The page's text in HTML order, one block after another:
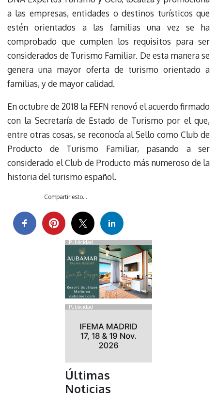
a las empresas, entidades o destinos turísticos que
estén orientados a las familias una vez se ha
comprobado que cumplen los requisitos para ser
considerados de Turismo Familiar. De esta manera se
genera una mayor oferta de turismo orientado a
familias, y de mayor calidad.
En octubre de 2018 la FEFN renovó el acuerdo firmado
con la Secretaría de Estado de Turismo por el que,
entre otras cosas, se reconocía al Sello como Club de
Producto de Turismo Familiar, pasando a ser
considerado el Club de Producto más numeroso de la
historia del turismo español.
Compartir esto...
Publicidad
Publicidad
Últimas
Noticias